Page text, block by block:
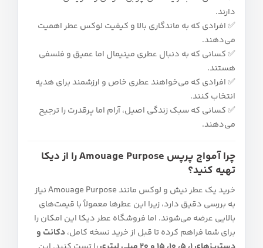
دارند.
✅ افرادی که به ماندگاری بالا و کیفیت لوکس عطر اهمیت
می‌دهند.
✅ کسانی که به دنبال عطری مینیمال اما عمیق و فلسفی
هستند.
✅ افرادی که می‌خواهند عطری خاص و ارزشمند برای هدیه
انتخاب کنند.
✅ کسانی که سبک زندگی اصیل، آرام اما پرقدرت را ترجیح
می‌دهند.
چرا آمواج پرپس Amouage Purpose را از دیکا
تهیه کنید؟
خرید یک عطر نیش و لوکس مانند Amouage Purpose نیاز
به بررسی دقیق دارد، زیرا این عطرها معمولاً با قیمت‌های
بالایی عرضه می‌شوند. اما فروشگاه عطر دیکا این امکان را
برای شما فراهم کرده تا قبل از خرید نسخه کامل،دکانت و